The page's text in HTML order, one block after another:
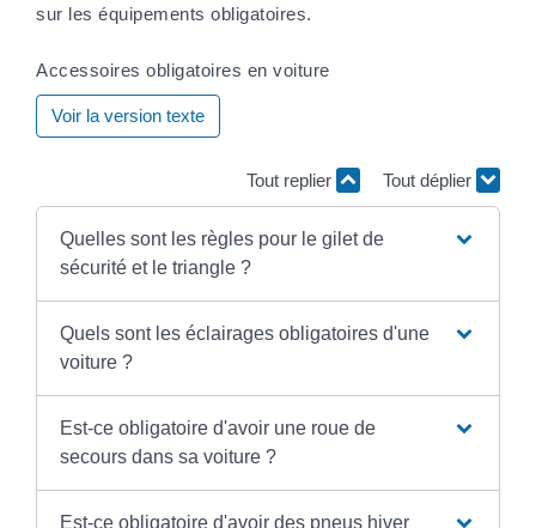
sur les équipements obligatoires.
Accessoires obligatoires en voiture
Voir la version texte
Tout replier Tout déplier
Quelles sont les règles pour le gilet de
sécurité et le triangle ?
Quels sont les éclairages obligatoires d'une
voiture ?
Est-ce obligatoire d'avoir une roue de
secours dans sa voiture ?
Est-ce obligatoire d'avoir des pneus hiver